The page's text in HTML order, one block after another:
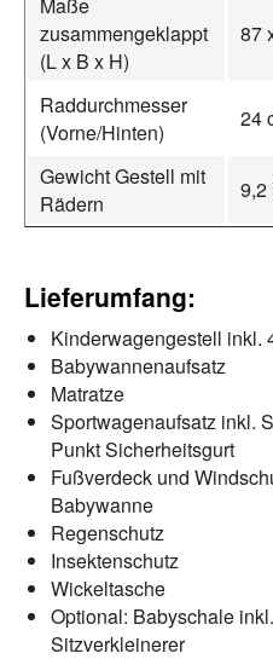
zusammengeklappt
(L x B x H)
87
Raddurchmesser
(Vorne/Hinten)
24
Gewicht Gestell mit
Rädern
9,2
Lieferumfang:
Kinderwagengestell inkl.
Babywannenaufsatz
Matratze
Sportwagenaufsatz inkl.
Punkt Sicherheitsgurt
Fußverdeck und
Babywanne
Regenschutz
Insektenschutz
Wickeltasche
Optional: Babyschale
Sitzverkleinerer